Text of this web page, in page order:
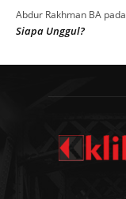
Abdur Rakhman BA pada
Siapa Unggul?